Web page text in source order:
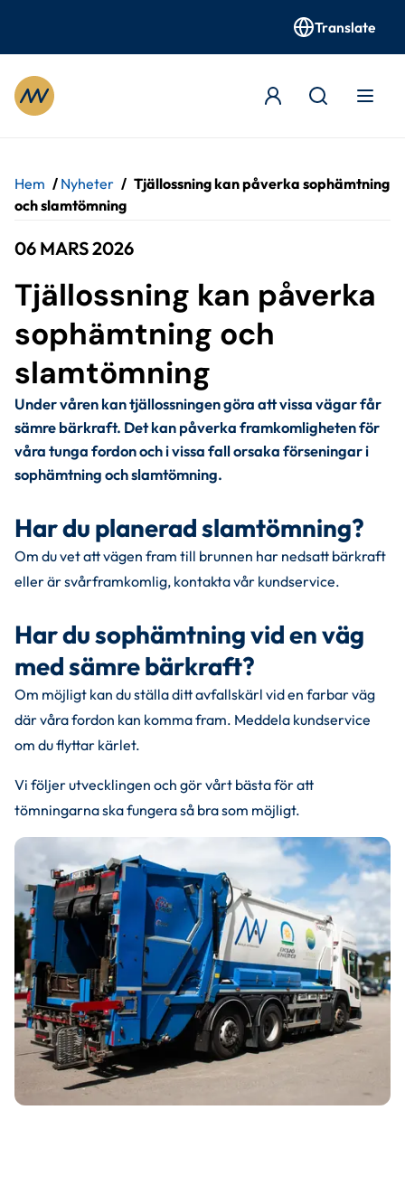
Translate
Hem / Nyheter / Tjällossning kan påverka sophämtning
och slamtömning
06 MARS 2026
Tjällossning kan påverka
sophämtning och
slamtömning
Under våren kan tjällossningen göra att vissa vägar får
sämre bärkraft. Det kan påverka framkomligheten för
våra tunga fordon och i vissa fall orsaka förseningar i
sophämtning och slamtömning.
Har du planerad slamtömning?
Om du vet att vägen fram till brunnen har nedsatt bärkraft
eller är svårframkomlig, kontakta vår kundservice.
Har du sophämtning vid en väg
med sämre bärkraft?
Om möjligt kan du ställa ditt avfallskärl vid en farbar väg
där våra fordon kan komma fram. Meddela kundservice
om du flyttar kärlet.
Vi följer utvecklingen och gör vårt bästa för att
tömningarna ska fungera så bra som möjligt.